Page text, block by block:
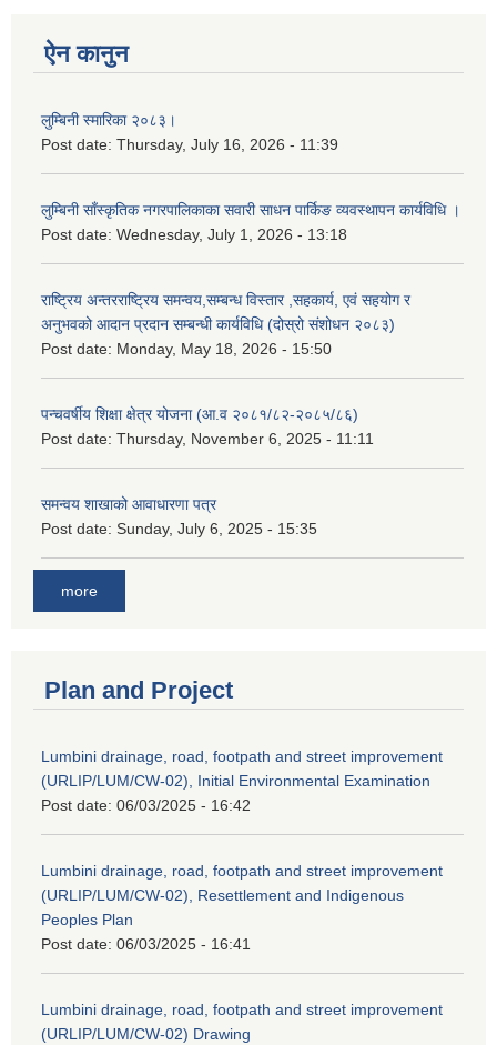
ऐन कानुन
लुम्बिनी स्मारिका २०८३।
Post date: Thursday, July 16, 2026 - 11:39
लुम्बिनी साँस्कृतिक नगरपालिकाका सवारी साधन पार्किङ व्यवस्थापन कार्यविधि ।
Post date: Wednesday, July 1, 2026 - 13:18
राष्ट्रिय अन्तरराष्ट्रिय समन्वय,सम्बन्ध विस्तार ,सहकार्य, एवं सहयोग र
अनुभवको आदान प्रदान सम्बन्धी कार्यविधि (दोस्रो संशोधन २०८३)
Post date: Monday, May 18, 2026 - 15:50
पन्चवर्षीय शिक्षा क्षेत्र योजना (आ.व २०८१/८२-२०८५/८६)
Post date: Thursday, November 6, 2025 - 11:11
समन्वय शाखाको आवाधारणा पत्र
Post date: Sunday, July 6, 2025 - 15:35
more
Plan and Project
Lumbini drainage, road, footpath and street improvement
(URLIP/LUM/CW-02), Initial Environmental Examination
Post date: 06/03/2025 - 16:42
Lumbini drainage, road, footpath and street improvement
(URLIP/LUM/CW-02), Resettlement and Indigenous
Peoples Plan
Post date: 06/03/2025 - 16:41
Lumbini drainage, road, footpath and street improvement
(URLIP/LUM/CW-02) Drawing